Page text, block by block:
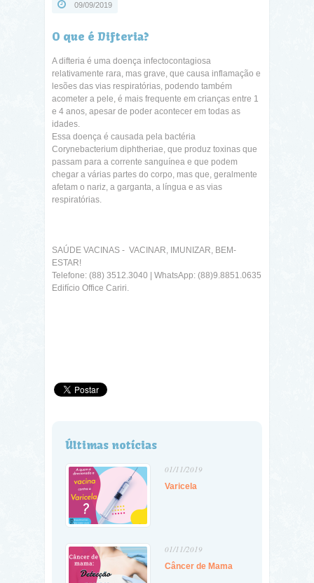
09/09/2019
O que é Difteria?
A difteria é uma doença infectocontagiosa
relativamente rara, mas grave, que causa inflamação e
lesões das vias respiratórias, podendo também
acometer a pele, é mais frequente em crianças entre 1
e 4 anos, apesar de poder acontecer em todas as
idades.
Essa doença é causada pela bactéria
Corynebacterium diphtheriae, que produz toxinas que
passam para a corrente sanguínea e que podem
chegar a várias partes do corpo, mas que, geralmente
afetam o nariz, a garganta, a língua e as vias
respiratórias.
SAÚDE VACINAS - VACINAR, IMUNIZAR, BEM-
ESTAR!
Telefone: (88) 3512.3040 | WhatsApp: (88)9.8851.0635
Edifício Office Cariri.
Últimas notícias
01/11/2019
Varicela
01/11/2019
Câncer de Mama